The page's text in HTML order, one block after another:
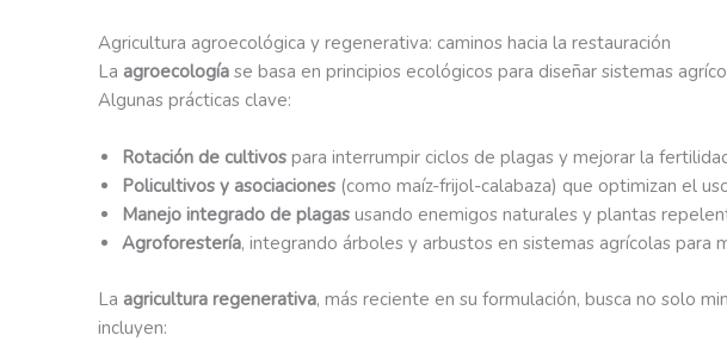
Agricultura agroecológica y regenerativa: caminos hacia la restauración
La agroecología se basa en principios ecológicos para diseñar sistemas
Algunas prácticas clave:
Rotación de cultivos para interrumpir ciclos de plagas y mejorar la
Policultivos y asociaciones (como maíz-frijol-calabaza) que optimizan el
Manejo integrado de plagas usando enemigos naturales y plantas
Agroforestería, integrando árboles y arbustos en sistemas agrícolas para
La agricultura regenerativa, más reciente en su formulación, busca no solo
incluyen: